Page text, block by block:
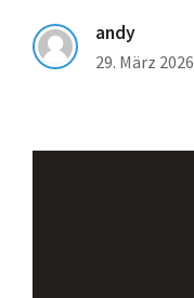
andy
29. März 2026